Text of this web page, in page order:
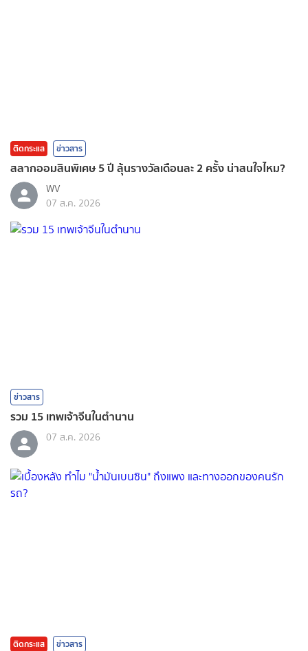
ติดกระแส ข่าวสาร
สลากออมสินพิเศษ 5 ปี ลุ้นรางวัลเดือนละ 2 ครั้ง น่าสนใจไหม?
WV
07 ส.ค. 2026
ข่าวสาร
รวม 15 เทพเจ้าจีนในตำนาน
07 ส.ค. 2026
ติดกระแส ข่าวสาร